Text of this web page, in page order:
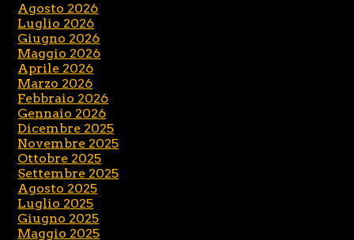
Agosto 2026
Luglio 2026
Giugno 2026
Maggio 2026
Aprile 2026
Marzo 2026
Febbraio 2026
Gennaio 2026
Dicembre 2025
Novembre 2025
Ottobre 2025
Settembre 2025
Agosto 2025
Luglio 2025
Giugno 2025
Maggio 2025